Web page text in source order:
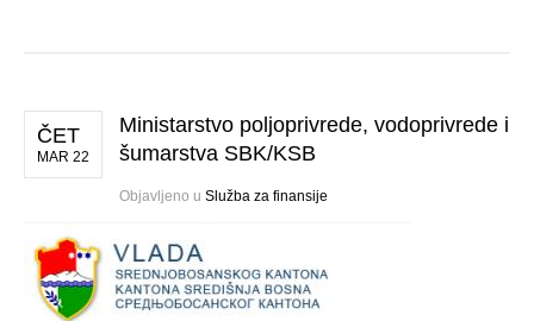
ČET
MAR 22
Ministarstvo poljoprivrede, vodoprivrede i
šumarstva SBK/KSB
Objavljeno u Služba za finansije